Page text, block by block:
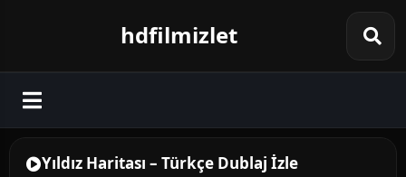
hdfilmizlet
Yıldız Haritası – Türkçe Dublaj İzle